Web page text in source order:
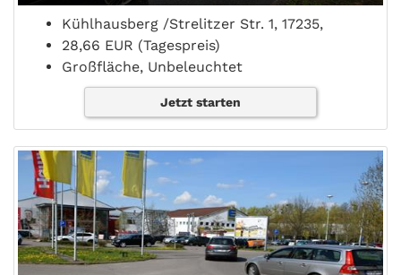
Kühlhausberg /Strelitzer Str. 1, 17235,
28,66 EUR (Tagespreis)
Großfläche, Unbeleuchtet
Jetzt starten